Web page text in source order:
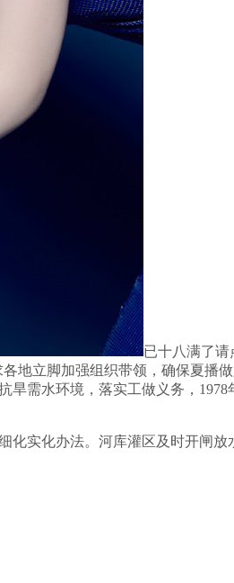
已十八满了请
地立脚加强组织带领，确保夏播
需水环境，落实工做义务，
实化办法。河库灌区及时开闸放